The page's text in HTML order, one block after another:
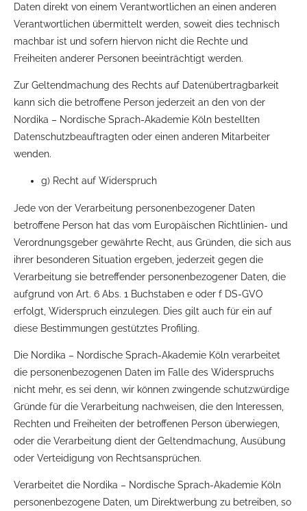
Daten direkt von einem Verantwortlichen an einen anderen
Verantwortlichen übermittelt werden, soweit dies technisch
machbar ist und sofern hiervon nicht die Rechte und
Freiheiten anderer Personen beeinträchtigt werden.
Zur Geltendmachung des Rechts auf Datenübertragbarkeit
kann sich die betroffene Person jederzeit an den von der
Nordika – Nordische Sprach-Akademie Köln bestellten
Datenschutzbeauftragten oder einen anderen Mitarbeiter
wenden.
g) Recht auf Widerspruch
Jede von der Verarbeitung personenbezogener Daten
betroffene Person hat das vom Europäischen Richtlinien- und
Verordnungsgeber gewährte Recht, aus Gründen, die sich aus
ihrer besonderen Situation ergeben, jederzeit gegen die
Verarbeitung sie betreffender personenbezogener Daten, die
aufgrund von Art. 6 Abs. 1 Buchstaben e oder f DS-GVO
erfolgt, Widerspruch einzulegen. Dies gilt auch für ein auf
diese Bestimmungen gestütztes Profiling.
Die Nordika – Nordische Sprach-Akademie Köln verarbeitet
die personenbezogenen Daten im Falle des Widerspruchs
nicht mehr, es sei denn, wir können zwingende schutzwürdige
Gründe für die Verarbeitung nachweisen, die den Interessen,
Rechten und Freiheiten der betroffenen Person überwiegen,
oder die Verarbeitung dient der Geltendmachung, Ausübung
oder Verteidigung von Rechtsansprüchen.
Verarbeitet die Nordika – Nordische Sprach-Akademie Köln
personenbezogene Daten, um Direktwerbung zu betreiben, so